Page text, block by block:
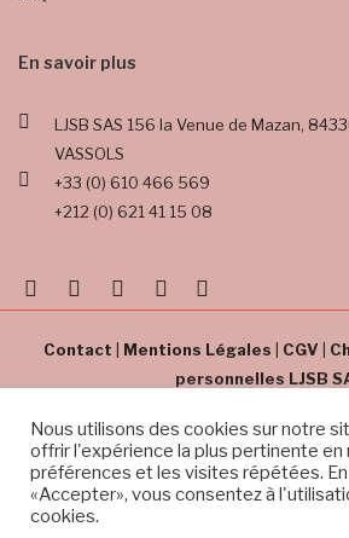
En savoir plus
LJSB SAS 156 la Venue de Mazan,
VASSOLS
+33 (0) 610 466 569
+212 (0) 621 41 15 08
Contact Mentions Légales CGV
personnelles LJSB
Copyright © Sidi B Experience.
Nous utilisons des cookies sur notre
offrir l'expérience la plus pertinente en
préférences et les visites répétées.
«Accepter», vous consentez à
cookies.